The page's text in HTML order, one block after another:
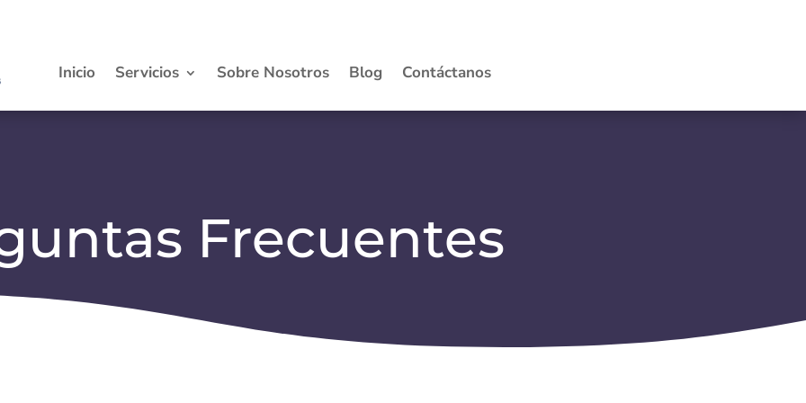
Inicio Servicios Sobre Nosotros Blog Contáctanos
Frecuentes